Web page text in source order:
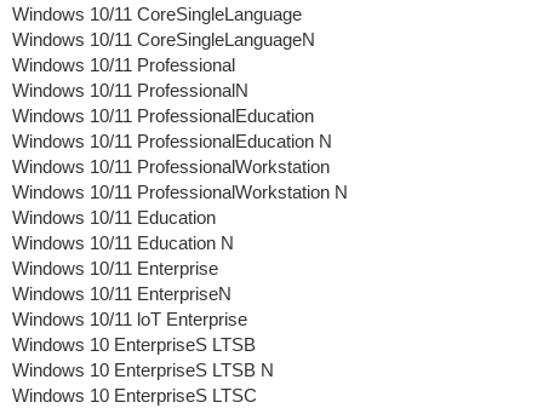
Windows 10/11 CoreSingleLanguage
Windows 10/11 CoreSingleLanguageN
Windows 10/11 Professional
Windows 10/11 ProfessionalN
Windows 10/11 ProfessionalEducation
Windows 10/11 ProfessionalEducation N
Windows 10/11 ProfessionalWorkstation
Windows 10/11 ProfessionalWorkstation N
Windows 10/11 Education
Windows 10/11 Education N
Windows 10/11 Enterprise
Windows 10/11 EnterpriseN
Windows 10/11 loT Enterprise
Windows 10 EnterpriseS LTSB
Windows 10 EnterpriseS LTSB N
Windows 10 EnterpriseS LTSC